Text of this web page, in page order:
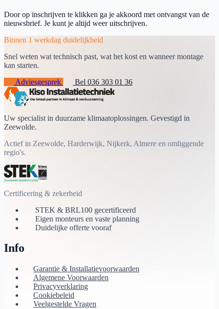
Door op inschrijven te klikken ga je akkoord met ontvangst van de
nieuwsbrief. Je kunt je altijd weer uitschrijven.
Binnen 1 werkdag duidelijkheid
Snel weten wat technisch past, wat het kost en wanneer montage
kan starten.
Adviesgesprek
Bel 036 303 01 36
Uw specialist in duurzame klimaatoplossingen. Gevestigd in
Zeewolde.
Actief in Zeewolde, Harderwijk, Nijkerk, Almere en omliggende
regio's.
Certificering & zekerheid
STEK & BRL100 gecertificeerd
Eigen monteurs en vaste planning
Duidelijke offerte vooraf
Info
Garantie & Installatievoorwaarden
Algemene Voorwaarden
Privacyverklaring
Cookiebeleid
Veelgestelde Vragen